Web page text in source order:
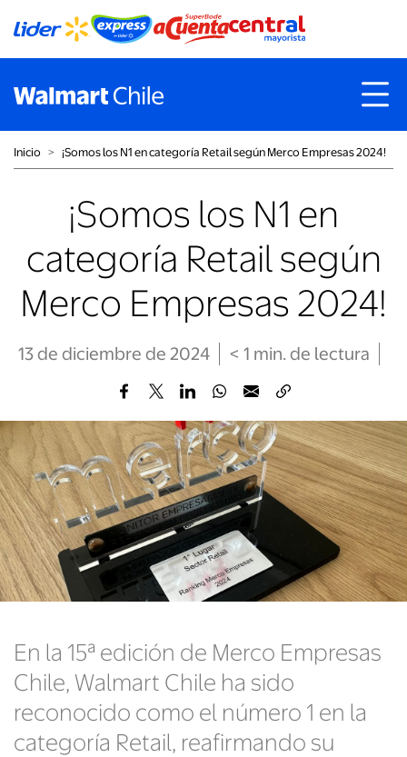
Inicio ˃ ¡Somos los N1 en categoría Retail según Merco Empresas 2024!
¡Somos los N1 en
categoría Retail según
Merco Empresas 2024!
13 de diciembre de 2024 < 1 min. de lectura
En la 15ª edición de Merco Empresas
Chile, Walmart Chile ha sido
reconocido como el número 1 en la
categoría Retail, reafirmando su